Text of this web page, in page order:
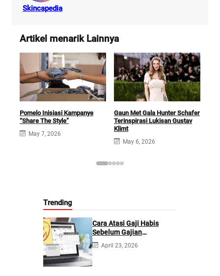
Skincapedia
Artikel menarik Lainnya
Pomelo Inisiasi Kampanye
“Share The Style”
May 7, 2026
Gaun Met Gala Hunter Schafer
Terinspirasi Lukisan Gustav
Klimt
May 6, 2026
Trending
Cara Atasi Gaji Habis
Sebelum Gajian
Berikutnya
April 23, 2026